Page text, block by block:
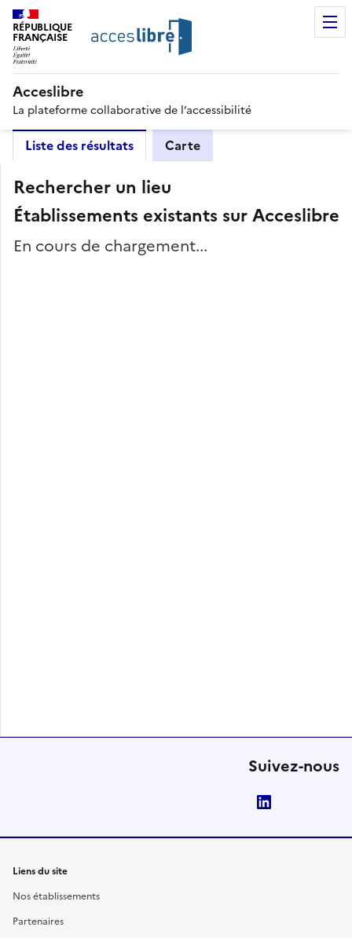
RÉPUBLIQUE
FRANÇAISE
Acceslibre
La plateforme collaborative de l’accessibilité
Liste des résultats Carte
Rechercher un lieu
Établissements existants sur Acceslibre
En cours de chargement...
Suivez-nous
Liens du site
Nos établissements
Partenaires